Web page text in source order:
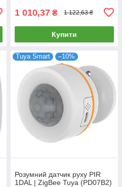
1 010,37 ₴ 1 122,63 ₴
Купити
Tuya Smart –10%
Розумний датчик руху PIR
1DAL | ZigBee Tuya (PD07B2)